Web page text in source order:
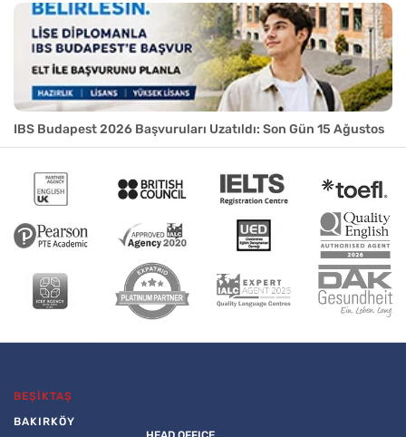
IBS Budapest 2026 Başvuruları Uzatıldı: Son Gün 15 Ağustos
BEŞİKTAŞ
BAKIRKÖY